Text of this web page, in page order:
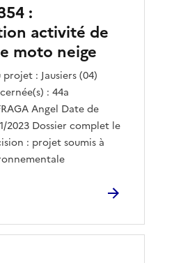
:
activité de
moto neige
: Jausiers (04)
: 44a
Angel Date de
2023 Dossier complet le
: projet soumis à